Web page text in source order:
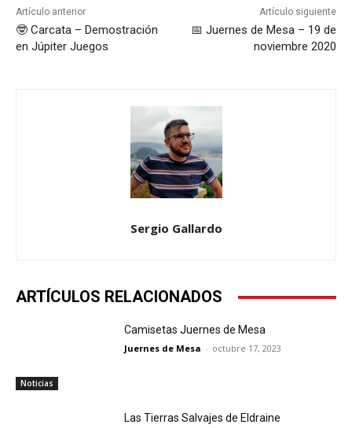
Artículo anterior
🤓 Carcata – Demostración
en Júpiter Juegos
Artículo siguiente
📅 Juernes de Mesa – 19 de
noviembre 2020
Sergio Gallardo
ARTÍCULOS RELACIONADOS
Noticias
Camisetas Juernes de Mesa
Juernes de Mesa - octubre 17, 2023
Las Tierras Salvajes de Eldraine